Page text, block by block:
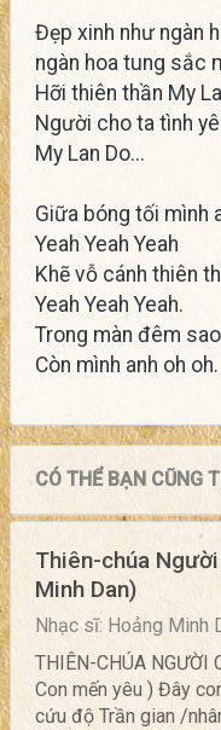
Đẹp xinh như ngàn
ngàn hoa tung sắc
Hỡi thiên thần My
Người cho ta tình
My Lan Do...
Giữa bóng tối mình
Yeah Yeah Yeah
Khẽ vỗ cánh thiên
Yeah Yeah Yeah.
Trong màn đêm
Còn mình anh oh oh.
CÓ THỂ BẠN CŨNG
Thiên-chúa
Minh Dan)
Nhạc sĩ: Hoảng Minh
THIÊN-CHÚA NGƯỜI
Con mến yêu ) Đây
cứu độ Trần gian /